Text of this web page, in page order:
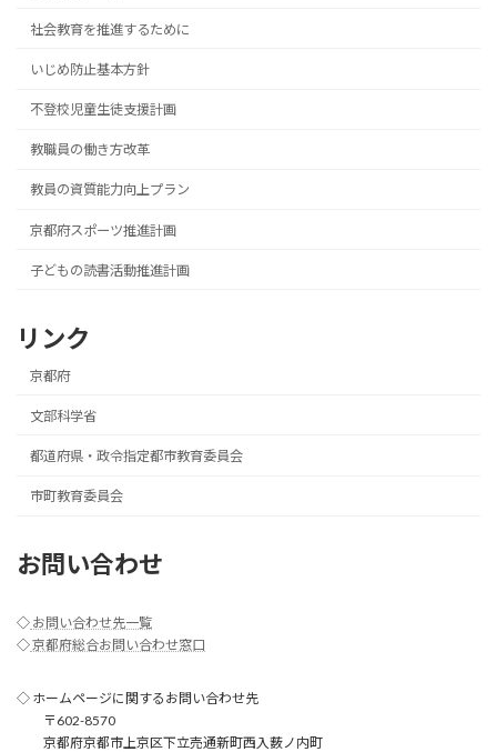
社会教育を推進するために
いじめ防止基本方針
不登校児童生徒支援計画
教職員の働き方改革
教員の資質能力向上プラン
京都府スポーツ推進計画
子どもの読書活動推進計画
リンク
京都府
文部科学省
都道府県・政令指定都市教育委員会
市町教育委員会
お問い合わせ
◇ お問い合わせ先一覧
◇京都府総合お問い合わせ窓口
◇ ホームページに関するお問い合わせ先
〒602-8570
京都府京都市上京区下立売通新町西入薮ノ内町